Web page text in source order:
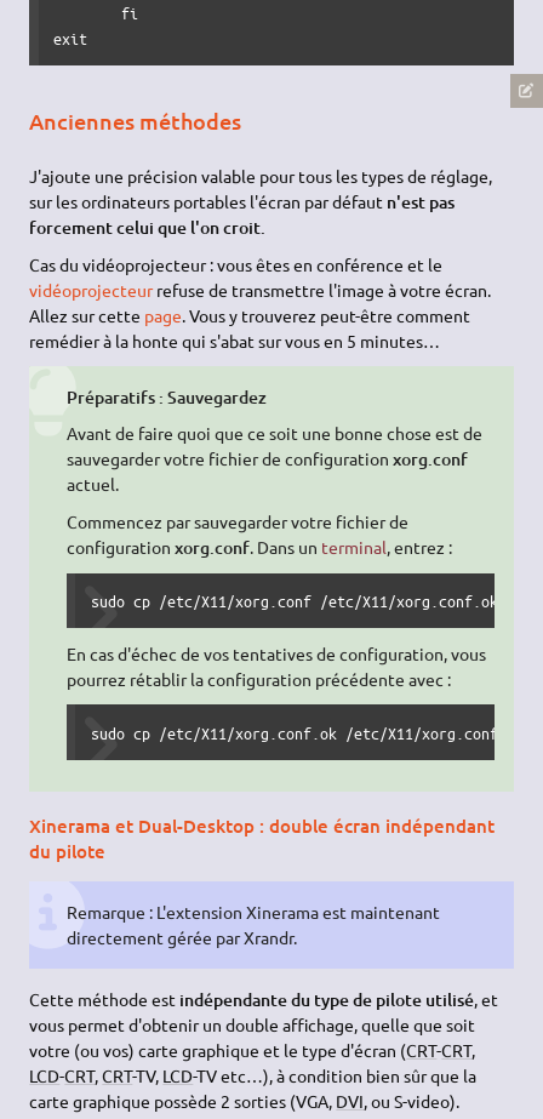
	fi
exit
Anciennes méthodes
J'ajoute une précision valable pour tous les types de réglage,
sur les ordinateurs portables l'écran par défaut n'est pas
forcement celui que l'on croit.
Cas du vidéoprojecteur : vous êtes en conférence et le
vidéoprojecteurrefuse de transmettre l'image à votre écran.
Allez sur cette page. Vous y trouverez peut-être comment
remédier à la honte qui s'abat sur vous en 5 minutes…
Préparatifs : Sauvegardez
Avant de faire quoi que ce soit une bonne chose est de
sauvegarder votre fichier de configuration xorg.conf
actuel.
Commencez par sauvegarder votre fichier de
configuration xorg.conf. Dans un terminal, entrez :
sudo cp /etc/X11/xorg.conf /etc/X11/xorg.conf.ok
En cas d'échec de vos tentatives de configuration, vous
pourrez rétablir la configuration précédente avec :
sudo cp /etc/X11/xorg.conf.ok /etc/X11/xorg.conf
Xinerama et Dual-Desktop : double écran indépendant
du pilote
Remarque : L'extension Xinerama est maintenant
directement gérée par Xrandr.
Cette méthode est indépendante du type de pilote utilisé, et
vous permet d'obtenir un double affichage, quelle que soit
votre (ou vos) carte graphique et le type d'écran (CRT-CRT,
LCD-CRT,CRT-TV, LCD-TV etc…), à condition bien sûr que la
carte graphique possède 2 sorties (VGA, DVI, ou S-video).